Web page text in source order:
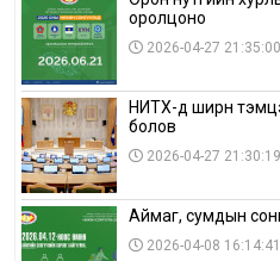
оролцоно
2026-04-27 21:35:00
НИТХ-д ширүүн
болов
2026-04-27 21:30:19
Аймаг, сумдын
2026-04-08 16:14:41